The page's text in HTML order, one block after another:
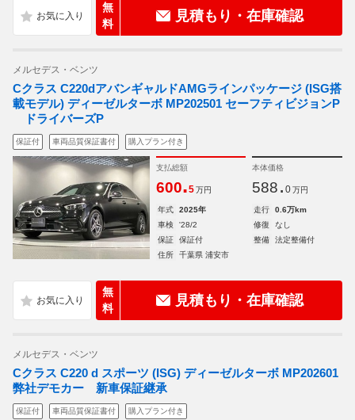
無
料
見積もり・在庫確認
メルセデス・ベンツ
Cクラス C220dアバンギャルドAMGラインパッケージ (ISG搭
載モデル) ディーゼルターボ MP202501 セーフティビジョンP
ドライバーズP
保証付 車両品質保証書付 購入プラン付き
支払総額
600.5 万円
本体価格
588. 0 万円
年式 2025年 走行
0.6万km
車検
'28/2 修復
なし
保証
保証付 整備
法定整備付
住所
千葉県 浦安市
無
料
見積もり・在庫確認
メルセデス・ベンツ
Cクラス C220 d スポーツ (ISG) ディーゼルターボ MP202601
弊社デモカー 新車保証継承
保証付 車両品質保証書付 購入プラン付き